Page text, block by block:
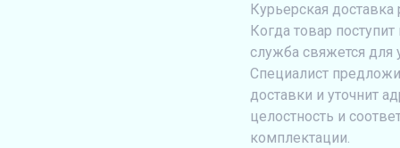
Курьерская доставка
Когда товар
служба свяжется для
Специалист
доставки и уточнит
целостность и
комплектации.